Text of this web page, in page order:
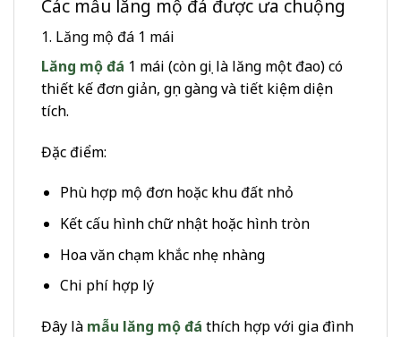
Các mẫu lăng mộ đá được ưa chuộng
1. Lăng mộ đá 1 mái
Lăng mộ đá 1 mái (còn gọi là lăng một đao) có
thiết kế đơn giản, gọn gàng và tiết kiệm diện
tích.
Đặc điểm:
Phù hợp mộ đơn hoặc khu đất nhỏ
Kết cấu hình chữ nhật hoặc hình tròn
Hoa văn chạm khắc nhẹ nhàng
Chi phí hợp lý
Đây là mẫu lăng mộ đá thích hợp với gia đình